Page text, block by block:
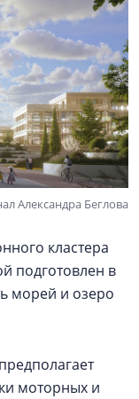
Александра Беглова
кластера
подготовлен в
морей и озеро
моторных и